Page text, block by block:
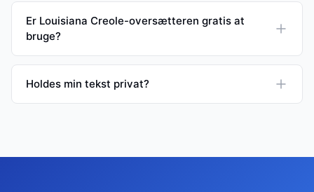
Er Louisiana Creole-oversætteren gratis at
bruge?
Holdes min tekst privat?